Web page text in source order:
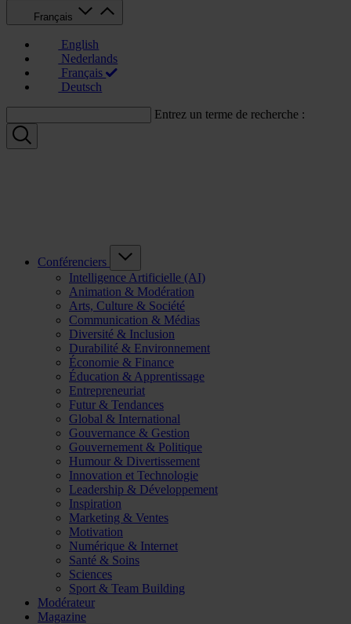
Français
English
Nederlands
Français
Deutsch
Entrez un terme de recherche :
Conférenciers
Intelligence Artificielle (AI)
Animation & Modération
Arts, Culture & Société
Communication & Médias
Diversité & Inclusion
Durabilité & Environnement
Économie & Finance
Éducation & Apprentissage
Entrepreneuriat
Futur & Tendances
Global & International
Gouvernance & Gestion
Gouvernement & Politique
Humour & Divertissement
Innovation et Technologie
Leadership & Développement
Inspiration
Marketing & Ventes
Motivation
Numérique & Internet
Santé & Soins
Sciences
Sport & Team Building
Modérateur
Magazine